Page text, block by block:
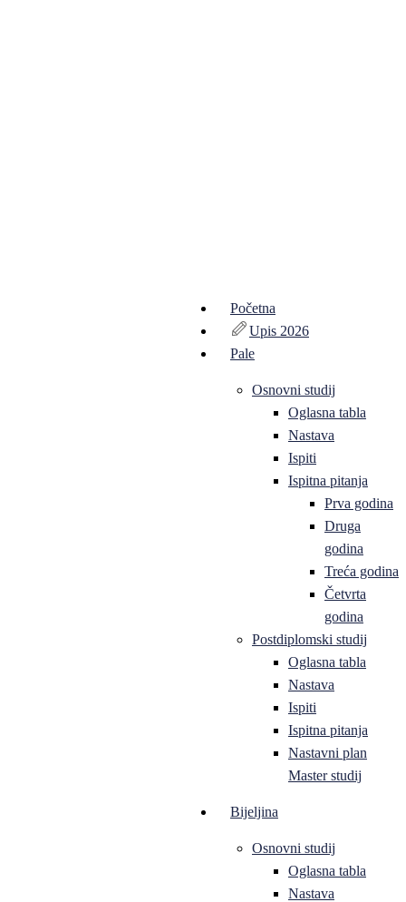
Početna
Upis 2026
Pale
Osnovni studij
Oglasna tabla
Nastava
Ispiti
Ispitna pitanja
Prva godina
Druga
godina
Treća godina
Četvrta
godina
Postdiplomski studij
Oglasna tabla
Nastava
Ispiti
Ispitna pitanja
Nastavni plan
Master studij
Bijeljina
Osnovni studij
Oglasna tabla
Nastava